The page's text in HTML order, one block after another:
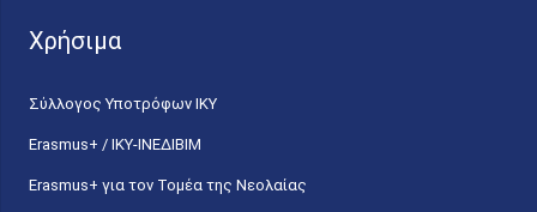
Χρήσιμα
Σύλλογος Υποτρόφων ΙΚΥ
Erasmus+ / ΙΚΥ-ΙΝΕΔΙΒΙΜ
Erasmus+ για τον Τομέα της Νεολαίας